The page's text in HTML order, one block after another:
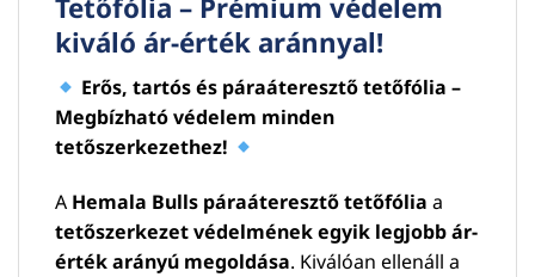
Tetőfólia – Prémium védelem
kiváló ár-érték aránnyal!
Erős, tartós és páraáteresztő tetőfólia –
Megbízható védelem minden
tetőszerkezethez!
A Hemala Bulls páraáteresztő tetőfólia a
tetőszerkezet védelmének egyik legjobb ár-
érték arányú megoldása. Kiválóan ellenáll a